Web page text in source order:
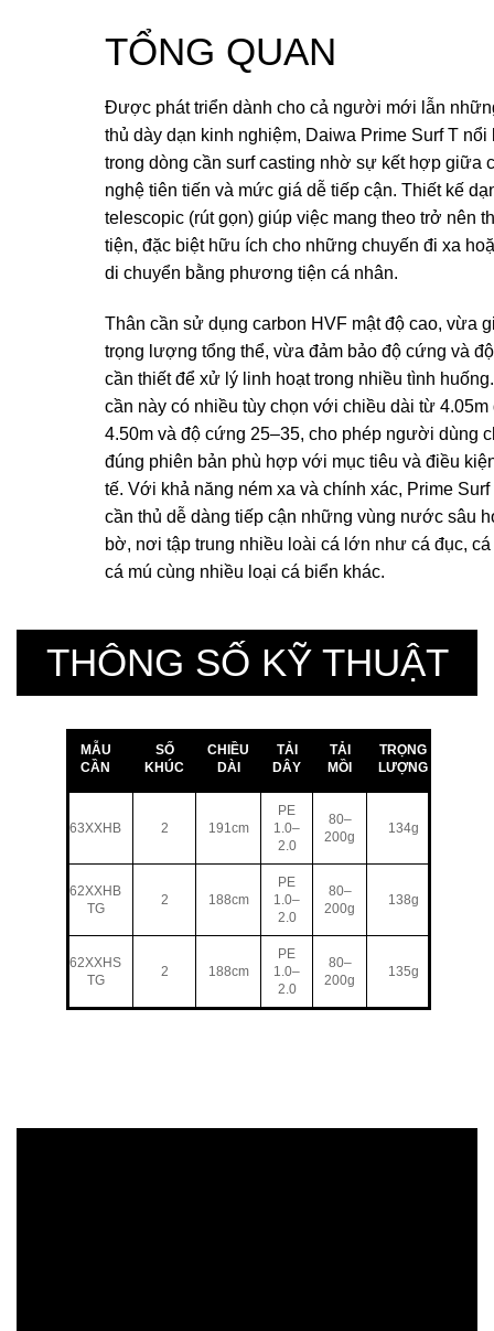
TỔNG QUAN
Được phát triển dành cho cả người mới lẫn
thủ dày dạn kinh nghiệm, Daiwa Prime Surf T nổi
trong dòng cần surf casting nhờ sự kết hợp giữa
nghệ tiên tiến và mức giá dễ tiếp cận. Thiết kế
telescopic (rút gọn) giúp việc mang theo trở nên
tiện, đặc biệt hữu ích cho những chuyến đi xa
di chuyển bằng phương tiện cá nhân.
Thân cần sử dụng carbon HVF mật độ cao, vừa
trọng lượng tổng thể, vừa đảm bảo độ cứng và
cần thiết để xử lý linh hoạt trong nhiều tình
cần này có nhiều tùy chọn với chiều dài từ 4.05m
4.50m và độ cứng 25–35, cho phép người dùng
đúng phiên bản phù hợp với mục tiêu và điều
tế. Với khả năng ném xa và chính xác, Prime Surf
cần thủ dễ dàng tiếp cận những vùng nước sâu
bờ, nơi tập trung nhiều loài cá lớn như cá đục, cá
cá mú cùng nhiều loại cá biển khác.
THÔNG SỐ KỸ THUẬT
MẪU
CẦN
SỐ
KHÚC
CHIỀU
DÀI
TẢI
DÂY
TẢI
MỒI
TRỌNG
LƯỢNG
63XXHB 2 191cm
PE
1.0–
2.0
80–
200g
134g
62XXHB
TG
2 188cm
PE
1.0–
2.0
80–
200g
138g
62XXHS
TG
2 188cm
PE
1.0–
2.0
80–
200g
135g